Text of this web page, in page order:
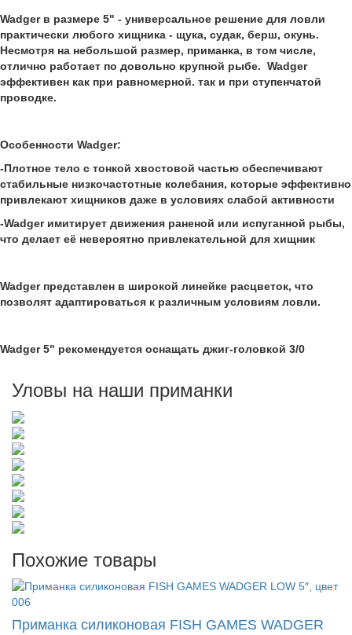
Wadger в размере 5" - универсальное решение для ловли
практически любого хищника - щука, судак, берш, окунь.
Несмотря на небольшой размер, приманка, в том числе,
отлично работает по довольно крупной рыбе. Wadger
эффективен как при равномерной. так и при ступенчатой
проводке.
Особенности Wadger:
-Плотное тело с тонкой хвостовой частью обеспечивают
стабильные низкочастотные колебания, которые эффективно
привлекают хищников даже в условиях слабой активности
-Wadger имитирует движения раненой или испуганной рыбы,
что делает её невероятно привлекательной для хищник
Wadger представлен в широкой линейке расцветок, что
позволят адаптироваться к различным условиям ловли.
Wadger 5" рекомендуется оснащать джиг-головкой 3/0
Уловы на наши приманки
Похожие товары
Приманка силиконовая FISH GAMES WADGER